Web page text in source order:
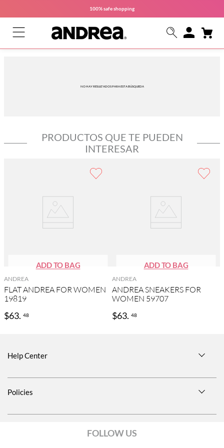
100% safeshopping
NO HAY RESULTADOS PARA ESTA BÚSQUEDA
PRODUCTOS QUE TE PUEDEN
INTERESAR
ANDREA
FLAT ANDREA FOR WOMEN
19819
$63. 48
ANDREA
ANDREA SNEAKERS FOR
WOMEN 59707
$63. 48
Help Center
Policies
FOLLOW US